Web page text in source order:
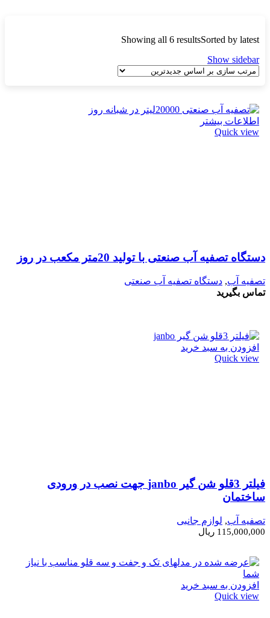
Showing all 6 resultsSorted by latest
Show sidebar
اطلاعات بیشتر
Quick view
دستگاه تصفیه آب صنعتی با تولید 20متر مکعب در روز
تصفیه آب, دستگاه تصفیه آب صنعتی
تماس بگیرید
افزودن به سبد خرید
Quick view
فیلتر 3قلو شن گیر janbo جهت نصب در ورودی
ساختمان
تصفیه آب, لوازم جانبی
115,000,000 ریال
افزودن به سبد خرید
Quick view